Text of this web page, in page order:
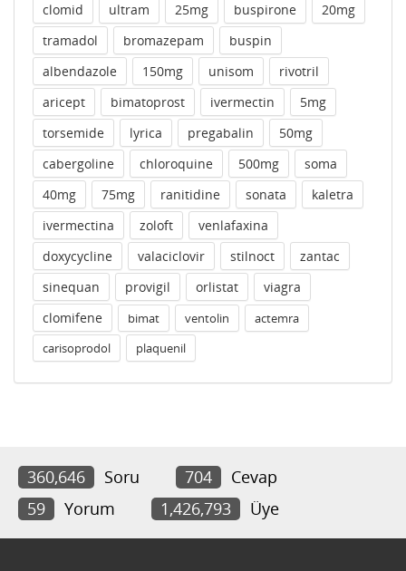
clomid
ultram 25mg buspirone
20mg
tramadol
bromazepam
buspin
albendazole
150mg unisom
rivotril
aricept
bimatoprost ivermectin
5mg
torsemide
lyrica pregabalin
50mg
cabergoline
chloroquine 500mg
soma
40mg
75mg ranitidine sonata
kaletra
ivermectina
zoloft
venlafaxina
doxycycline
valaciclovir stilnoct
zantac
sinequan
provigil orlistat
viagra
clomifene
bimat ventolin
actemra
carisoprodol
plaquenil
360,646 Soru 704
Cevap
59
Yorum 1,426,793 Üye